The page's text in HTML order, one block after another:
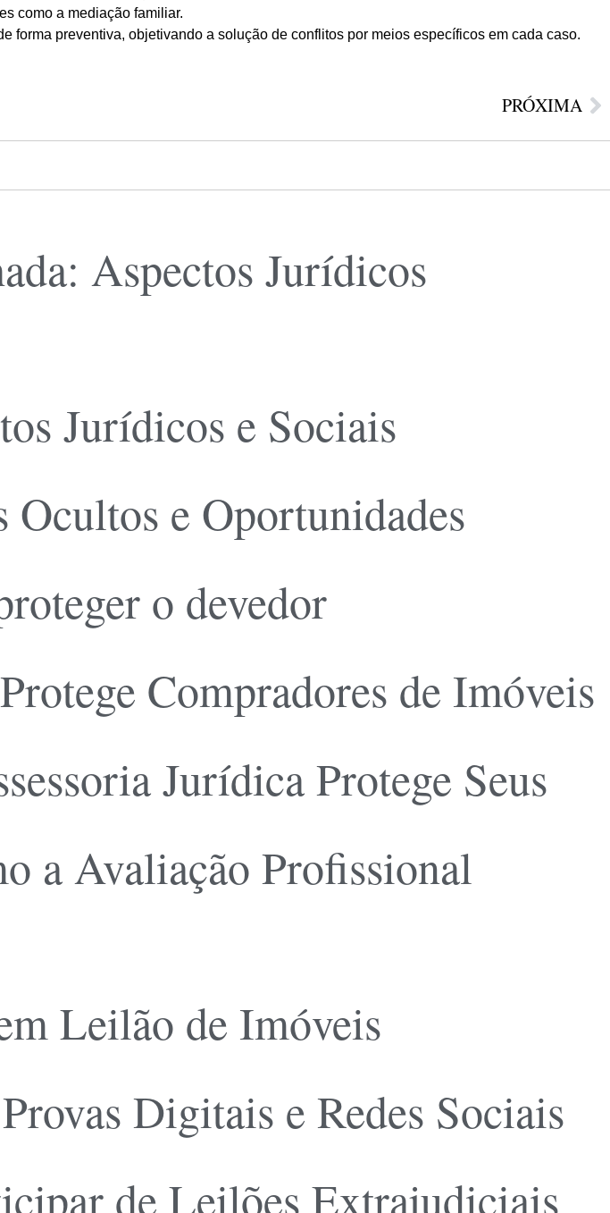
como a mediação familiar.
forma preventiva, objetivando a solução de conflitos por meios específicos em cada caso.
PRÓXIMA
Aspectos Jurídicos
Jurídicos e Sociais
e Oportunidades
o devedor
Compradores de Imóveis
Jurídica Protege Seus
a Avaliação Profissional
Leilão de Imóveis
Digitais e Redes Sociais
de Leilões Extrajudiciais